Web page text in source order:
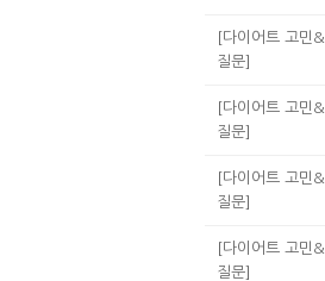
[다이어트 고민&
질문]
[다이어트 고민&
질문]
[다이어트 고민&
질문]
[다이어트 고민&
질문]